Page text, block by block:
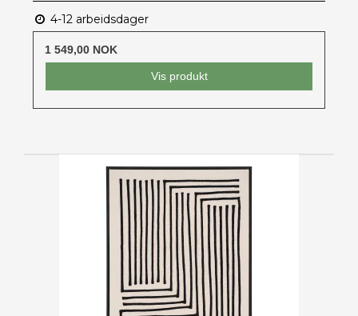
4-12 arbeidsdager
1 549,00 NOK
Vis produkt